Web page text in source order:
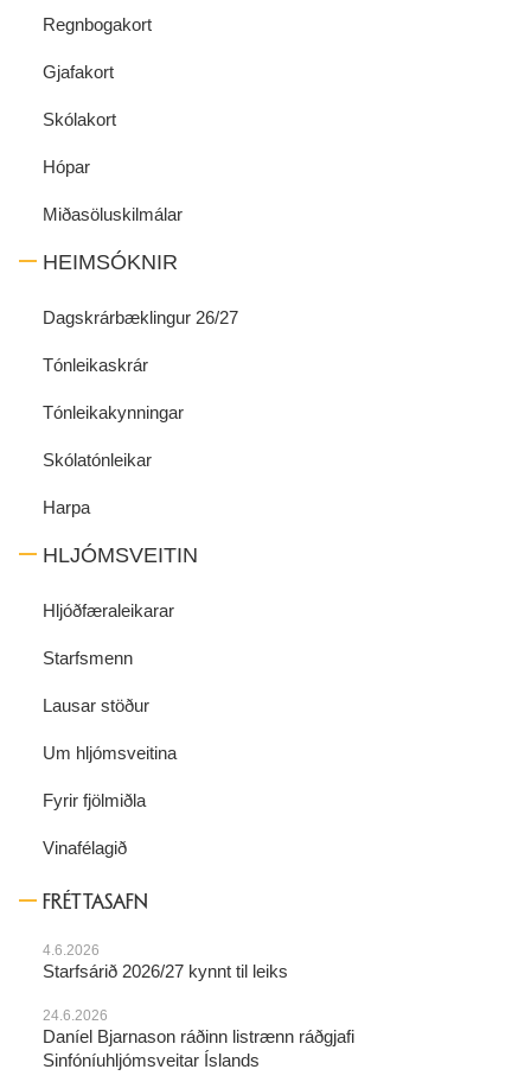
Regnbogakort
Gjafakort
Skólakort
Hópar
Miðasöluskilmálar
HEIMSÓKNIR
Dagskrárbæklingur 26/27
Tónleikaskrár
Tónleikakynningar
Skólatónleikar
Harpa
HLJÓMSVEITIN
Hljóðfæraleikarar
Starfsmenn
Lausar stöður
Um hljómsveitina
Fyrir fjölmiðla
Vinafélagið
FRÉTTASAFN
4.6.2026
Starfsárið 2026/27 kynnt til leiks
24.6.2026
Daníel Bjarnason ráðinn listrænn ráðgjafi
Sinfóníuhljómsveitar Íslands